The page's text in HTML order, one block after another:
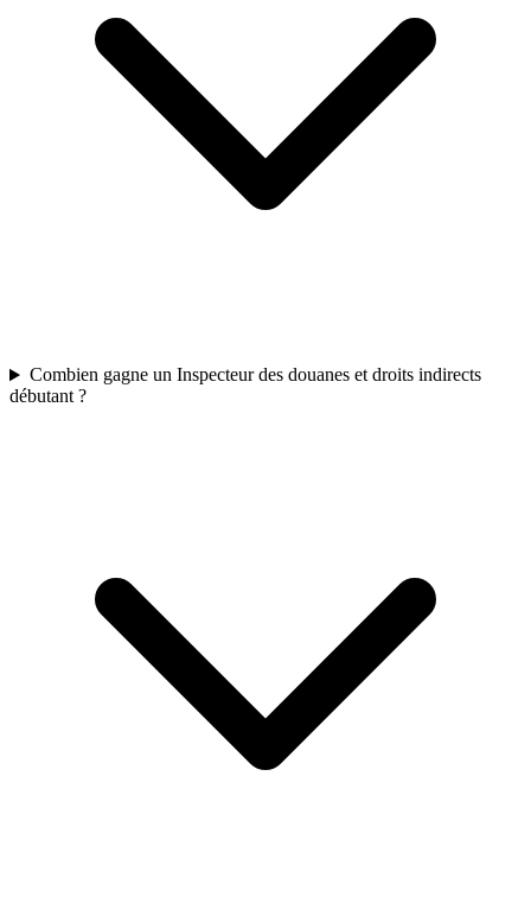
Combien gagne un Inspecteur des douanes et droits indirects
débutant ?